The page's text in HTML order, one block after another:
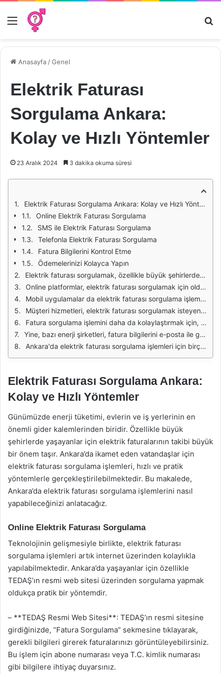
Menü
Anasayfa /Genel
Elektrik Faturası
Sorgulama Ankara:
Kolay ve Hızlı Yöntemler
23 Aralık 2024 3 dakika okuma süresi
Elektrik Faturası Sorgulama Ankara: Kolay ve Hızlı Yöntemler
Online Elektrik Faturası Sorgulama
SMS ile Elektrik Faturası Sorgulama
Telefonla Elektrik Faturası Sorgulama
Fatura Bilgilerini Kontrol Etme
Ödemelerinizi Kolayca Yapın
Elektrik faturası sorgulamak, özellikle büyük şehirlerde yaşayanlar için önemli bir ihtiyaçtır. Ankara'da ikamet edenler için, elektrik faturalarını hızlı ve pratik bir şekilde sorgulamak için çeşitli yöntemler bulunmaktadır. Bu yöntemler, kullanıcıların zaman kazanmasını ve işlemlerini kolaylaştırmasını sağlamaktadır. Ankara'da elektrik faturası sorgulamak için en yaygın kullanılan yöntemler arasında online platformlar, mobil uygulamalar ve müşteri hizmetleri yer almaktadır.
Online platformlar, elektrik faturası sorgulamak için oldukça popüler bir seçenektir. Ankara'daki enerji şirketleri, kullanıcıların fatura bilgilerine erişebilmesi için web siteleri üzerinden hizmet sunmaktadır. Bu web sitelerine girerek, kullanıcılar sadece abone numarası ve kimlik bilgileri ile faturalarını anlık olarak görüntüleyebilirler. Bu işlem, kullanıcıların evlerinden çıkmadan fatura bilgilerine ulaşmalarını sağlar.
Mobil uygulamalar da elektrik faturası sorgulama işlemini kolaylaştıran bir diğer seçenektir. Ankara'daki enerji şirketleri, kullanıcıların faturalarını kontrol edebilmesi için özel mobil uygulamalar geliştirmiştir. Bu uygulamalar, akıllı telefonlar üzerinden kolayca indirilebilir ve kullanıcılar bu uygulamalar aracılığıyla fatura bilgilerine ulaşabilirler. Mobil uygulamalar, kullanıcı dostu arayüzleri sayesinde hızlı bir şekilde işlem yapmayı mümkün kılar.
Müşteri hizmetleri, elektrik faturası sorgulamak isteyenler için bir başka önemli yöntemdir. Kullanıcılar, enerji şirketlerinin çağrı merkezlerini arayarak fatura bilgilerine ulaşabilirler. Müşteri temsilcileri, kullanıcıların sorularını yanıtlayarak, fatura sorgulama işlemlerini gerçekleştirmelerine yardımcı olurlar. Bu yöntem, internet erişimi olmayan kullanıcılar için oldukça faydalıdır.
Fatura sorgulama işlemini daha da kolaylaştırmak için, bazı enerji şirketleri SMS hizmeti sunmaktadır. Kullanıcılar, belirli bir formatta mesaj göndererek fatura bilgilerine ulaşabilirler. Bu yöntem, hızlı ve pratik bir çözüm sunarak, kullanıcıların gerektiğinde fatura bilgilerini mobil cihazları üzerinden kontrol etmelerine olanak tanır.
Yine, bazı enerji şirketleri, fatura bilgilerini e-posta ile göndermektedir. Kullanıcılar, abone oldukları tarihten itibaren her ay fatura bilgilerini e-posta yolu ile alabilirler. Bu yöntem, fatura takibini kolaylaştırırken, kullanıcıların herhangi bir zamanda fatura bilgilerine erişmesini sağlar.
Ankara'da elektrik faturası sorgulama işlemleri için birçok kolay ve hızlı yöntem bulunmaktadır. Online platformlar, mobil uygulamalar, müşteri hizmetleri, SMS hizmetleri ve e-posta bildirimleri sayesinde kullanıcılar, elektrik faturalarını pratik bir şekilde kontrol edebilirler. Bu yöntemler, kullanıcıların zamanlarını daha verimli kullanmalarını ve fatura süreçlerini daha kolay yönetmelerini sağlamaktadır.
Elektrik Faturası Sorgulama Ankara:
Kolay ve Hızlı Yöntemler
Günümüzde enerji tüketimi, evlerin ve iş yerlerinin en
önemli gider kalemlerinden biridir. Özellikle büyük
şehirlerde yaşayanlar için elektrik faturalarının takibi büyük
bir önem taşır. Ankara’da ikamet eden vatandaşlar için
elektrik faturası sorgulama işlemleri, hızlı ve pratik
yöntemlerle gerçekleştirilebilmektedir. Bu makalede,
Ankara’da elektrik faturası sorgulama işlemlerini nasıl
yapabileceğinizi anlatacağız.
Online Elektrik Faturası Sorgulama
Teknolojinin gelişmesiyle birlikte, elektrik faturası
sorgulama işlemleri artık internet üzerinden kolaylıkla
yapılabilmektedir. Ankara’da yaşayanlar için özellikle
TEDAŞ’ın resmi web sitesi üzerinden sorgulama yapmak
oldukça pratik bir yöntemdir.
– **TEDAŞ Resmi Web Sitesi**: TEDAŞ’ın resmi sitesine
girdiğinizde, “Fatura Sorgulama” sekmesine tıklayarak,
gerekli bilgileri girerek faturalarınızı görüntüleyebilirsiniz.
Bu işlem için abone numarası veya T.C. kimlik numarası
gibi bilgilere ihtiyaç duyarsınız.